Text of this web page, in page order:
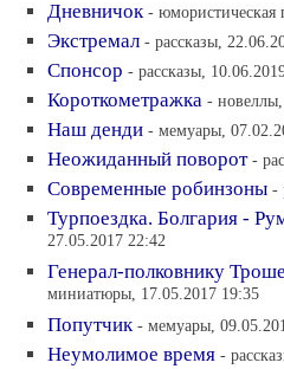
Дневничок - юмористическая
Экстремал - рассказы,
Спонсор - рассказы,
Короткометражка -
Наш денди - мемуары,
Неожиданный поворот -
Современные робинзоны -
Турпоездка. Болгария -
27.05.2017 22:42
Генерал-полковнику
миниатюры, 17.05.2017 19:35
Попутчик - мемуары,
Неумолимое время -